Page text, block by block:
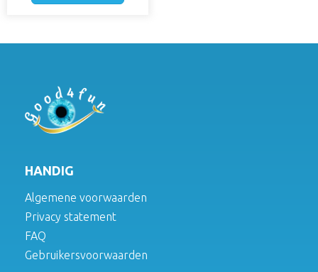
HANDIG
Algemene voorwaarden
Privacy statement
FAQ
Gebruikersvoorwaarden